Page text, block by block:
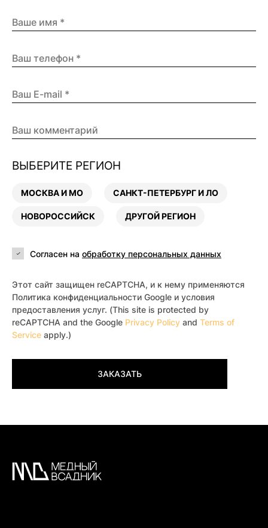
ВЫБЕРИТЕ РЕГИОН
МОСКВА И МО САНКТ-ПЕТЕРБУРГ И ЛО
НОВОРОССИЙСК ДРУГОЙ РЕГИОН
Согласен на обработку персональных данных
Этот сайт защищен reCAPTCHA, и к нему применяются
Политика конфиденциальности Google и условия
предоставления услуг. (This site is protected by
reCAPTCHA and the Google Privacy Policy and Terms of
Service apply.)